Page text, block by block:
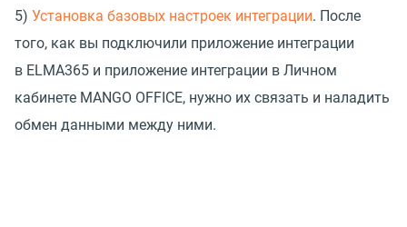
5) Установка базовых настроек интеграции. После
того, как вы подключили приложение интеграции
в ELMA365 и приложение интеграции в Личном
кабинете MANGO OFFICE, нужно их связать и наладить
обмен данными между ними.